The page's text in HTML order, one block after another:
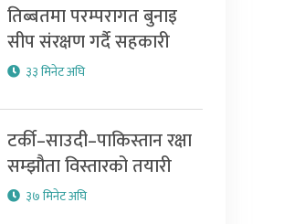
तिब्बतमा परम्परागत बुनाइ
सीप संरक्षण गर्दै सहकारी
३३ मिनेट अघि
टर्की–साउदी–पाकिस्तान रक्षा
सम्झौता विस्तारको तयारी
३७ मिनेट अघि